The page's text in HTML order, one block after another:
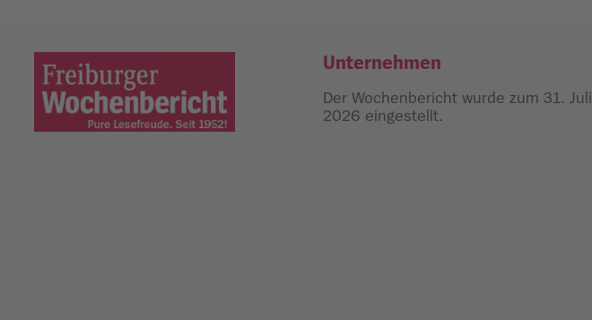
Unternehmen
Der Wochenbericht wurde zum 31. Juli
2026 eingestellt.